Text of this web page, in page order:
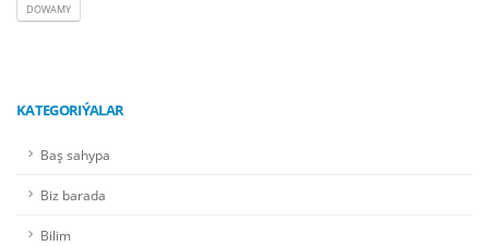
DOWAMY
KATEGORIÝALAR
Baş sahypa
Biz barada
Bilim